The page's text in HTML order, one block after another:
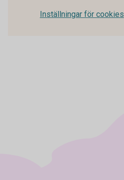
Inställningar för cookies